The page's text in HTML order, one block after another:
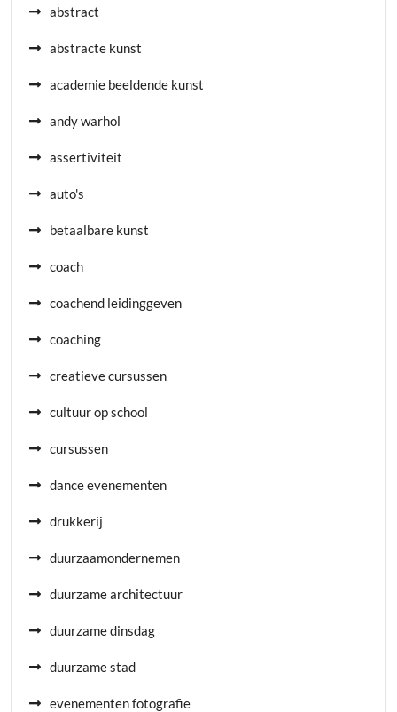
abstract
abstracte kunst
academie beeldende kunst
andy warhol
assertiviteit
auto's
betaalbare kunst
coach
coachend leidinggeven
coaching
creatieve cursussen
cultuur op school
cursussen
dance evenementen
drukkerij
duurzaamondernemen
duurzame architectuur
duurzame dinsdag
duurzame stad
evenementen fotografie